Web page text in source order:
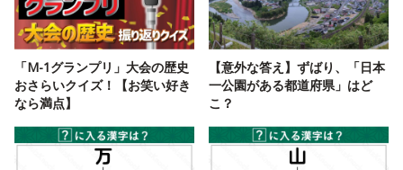
「M-1グランプリ」大会の歴史
おさらいクイズ！【お笑い好き
なら満点】
【意外な答え】ずばり、「日本
一公園がある都道府県」はど
こ？